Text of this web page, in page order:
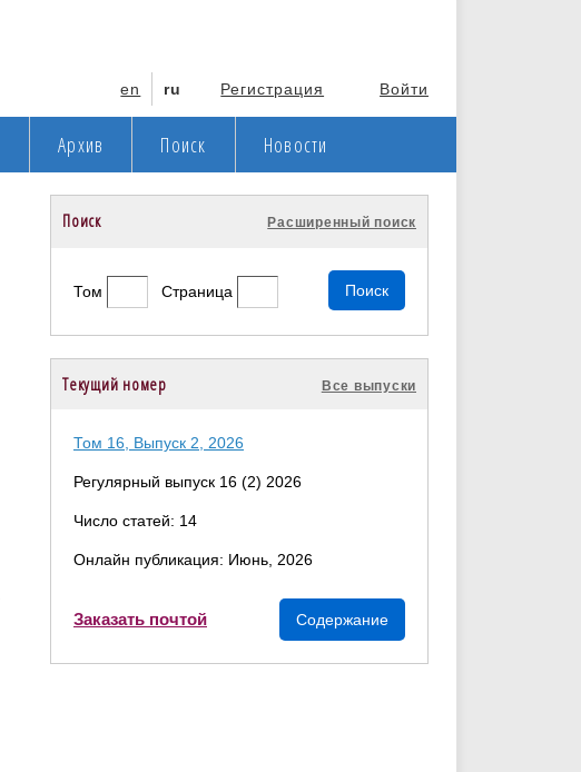
Регистрация Войти
en ru
Архив Поиск Новости
Поиск Расширенный поиск
Том Страница
Текущий номер Все выпуски
Том 16, Выпуск 2, 2026
Регулярный выпуск 16 (2) 2026
Число статей: 14
Онлайн публикация: Июнь, 2026
Заказать почтой Содержание